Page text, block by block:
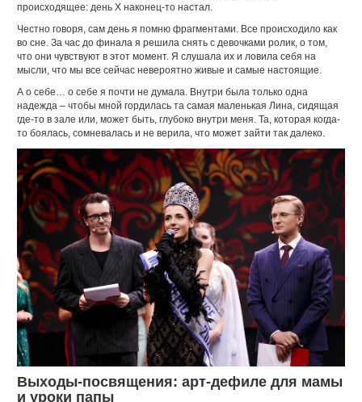
происходящее: день Х наконец-то настал.
Честно говоря, сам день я помню фрагментами. Все происходило как
во сне. За час до финала я решила снять с девочками ролик, о том,
что они чувствуют в этот момент. Я слушала их и ловила себя на
мысли, что мы все сейчас невероятно живые и самые настоящие.
А о себе… о себе я почти не думала. Внутри была только одна
надежда – чтобы мной гордилась та самая маленькая Лина, сидящая
где-то в зале или, может быть, глубоко внутри меня. Та, которая когда-
то боялась, сомневалась и не верила, что может зайти так далеко.
Выходы-посвящения: арт-дефиле для мамы
и уроки папы